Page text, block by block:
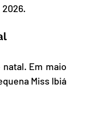
2026.
Em maio
Miss Ibiá